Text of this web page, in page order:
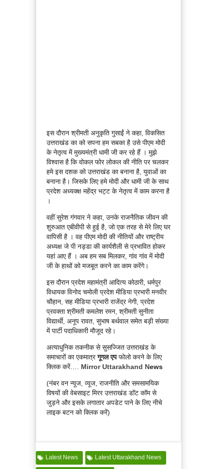
इस दौरान श्रीमती अनुकृति गुसाईं ने कहा, विकसित
उत्तराखंड का को सपना हम सबका है उसे पीएम मोदी
के नेतृत्व में मुख्यमंत्री धामी जी कर रहे हैं । मुझे
विश्वास है कि वोकल फोर लोकल की नीति पर चलकर
हमे इस दशक को उत्तराखंड का बनाना है, युवाओं का
बनाना है। जिसके लिए हमे मोदी और धामी जी के साथ
प्रदेश अध्यक्क्ष महेंद्र भट्ट के नेतृत्व में काम करना है
।
वहीं सुरेश गंगवार ने कहा, उनके राजनैतिक जीवन की
शुरुआत एबीवीपी से हुई है, जो एक तरह से मेरे लिए घर
वापिसी है । वह पीएम मोदी की नीतियों और राष्ट्रीय
अध्यक्ष जे पी नड्डा की कार्यशैली से प्रभावित होकर
यहां आए हैं । अब हम सब मिलकर, गांव गांव में मोदी
जी के हाथों को मजबूत करने का काम करेंगे।
इस दौरान प्रदेश महामंत्री आदित्य कोठारी, धर्मपुर
विधायक विनोद चमोली प्रदेश मीडिया प्रभारी मनवीर
चौहान, सह मीडिया प्रभारी राजेंद्र नेगी, प्रदेश
प्रवक्ता श्रीमती कमलेश रमन, श्रीमती सुनीता
विद्यार्थी, अनूप रावत, सुभाष बर्थवाल समेत बड़ी संख्या
में पार्टी पदाधिकारी मौजूद रहे।
अत्याधुनिक तकनीक से सुसज्जित उत्तराखंड के
समाचारों का एकमात्रगूगल एपफोलो करने के लिए
क्लिक करें…. Mirror Uttarakhand News
(नंबर वन न्यूज, व्यूज, राजनीति और समसामयिक
विषयों की वेबसाइट मिरर उत्तराखंड डॉट कॉम से
जुड़ने और इसके लगातार अपडेट पाने के लिए नीचे
लाइक बटन को क्लिक करें)
Latest News Latest Uttarakhand News